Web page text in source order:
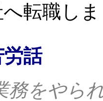
転職し
話
務をやら